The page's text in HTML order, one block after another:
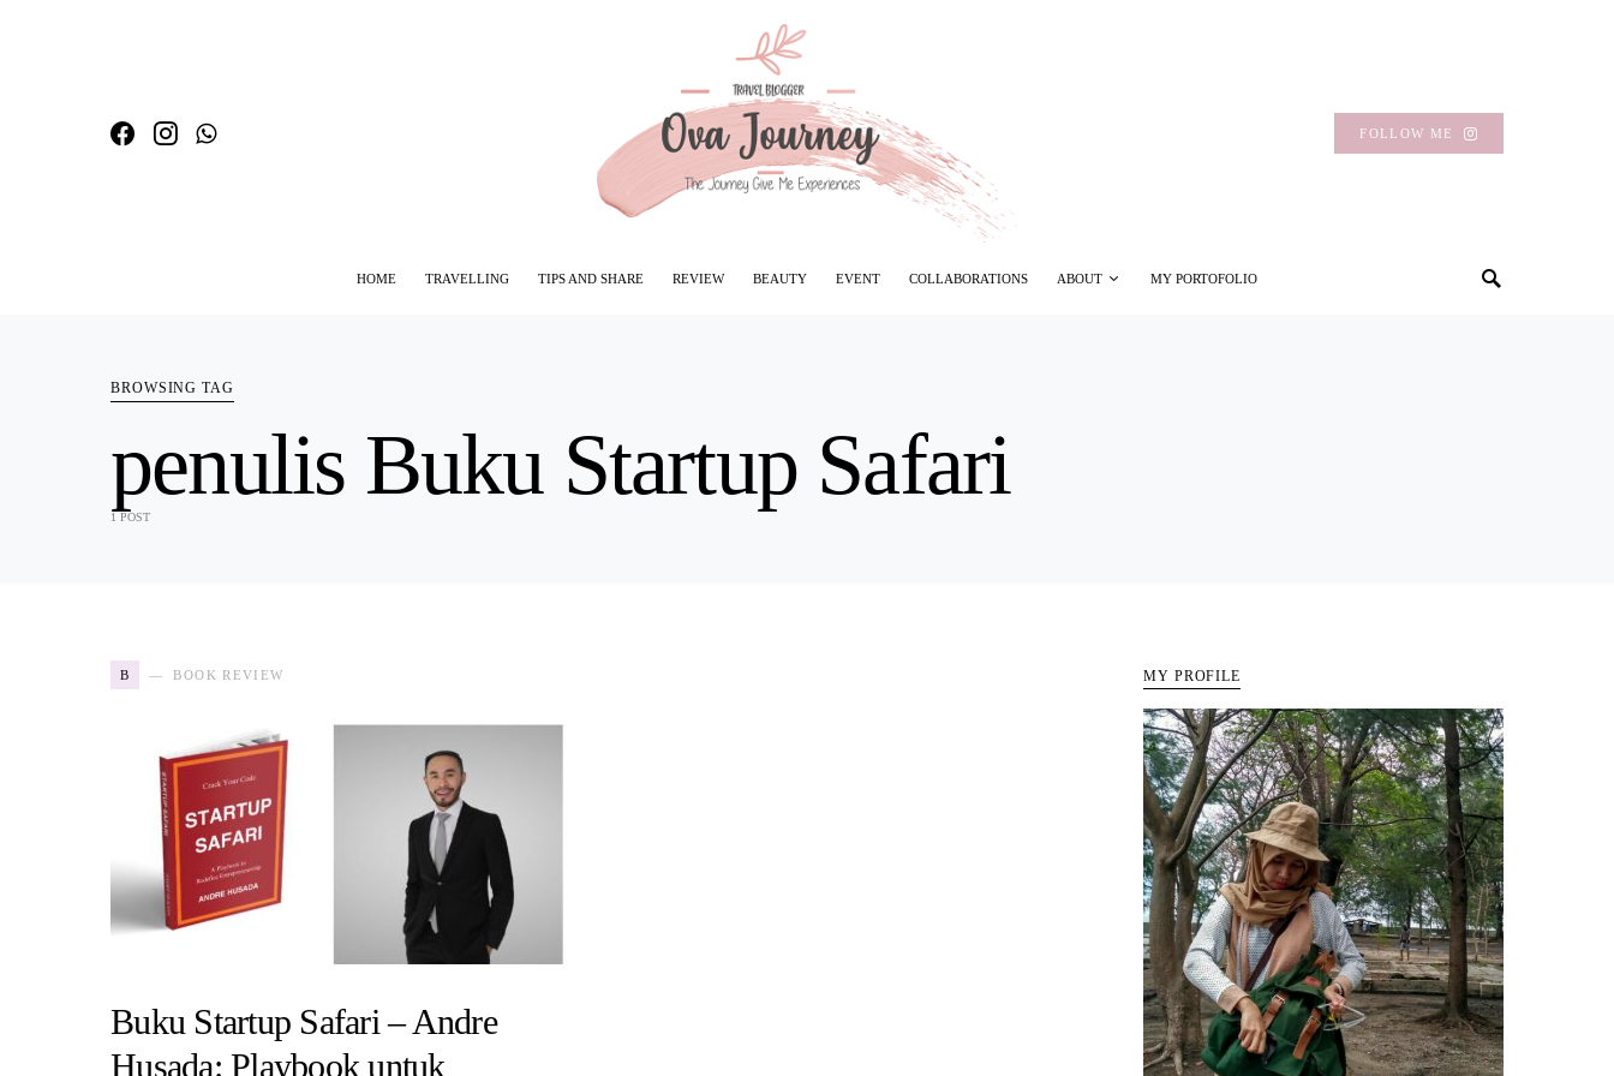
FOLLOW ME
HOME TRAVELLING TIPS AND SHARE REVIEW BEAUTY EVENT COLLABORATIONS ABOUT MY PORTOFOLIO
BROWSING TAG
penulis Buku Startup Safari
1 POST
B BOOK REVIEW
Buku Startup Safari – Andre
Husada: Playbook untuk
MY PROFILE